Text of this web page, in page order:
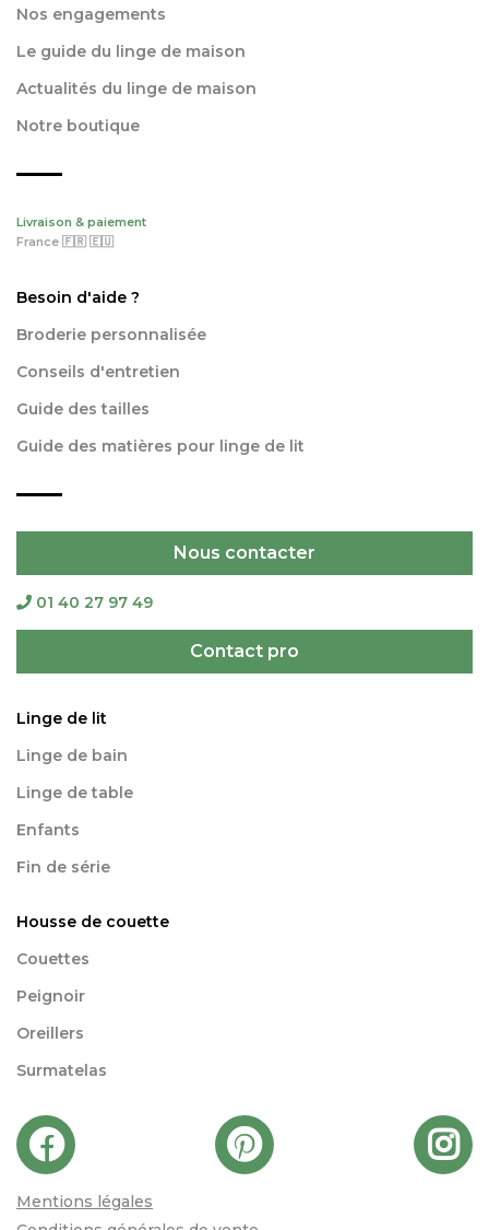
Nos engagements
Le guide du linge de maison
Actualités du linge de maison
Notre boutique
Livraison & paiement
France 🇫🇷 🇪🇺
Besoin d'aide ?
Broderie personnalisée
Conseils d'entretien
Guide des tailles
Guide des matières pour linge de lit
Nous contacter
01 40 27 97 49
Contact pro
Linge de lit
Linge de bain
Linge de table
Enfants
Fin de série
Housse de couette
Couettes
Peignoir
Oreillers
Surmatelas
Mentions légales